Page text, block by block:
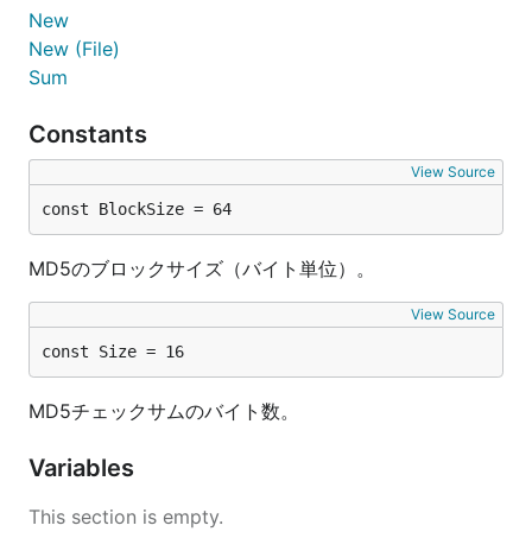
New
New (File)
Sum
Constants
View Source
const BlockSize = 64
MD5のブロックサイズ（バイト単位）。
View Source
const Size = 16
MD5チェックサムのバイト数。
Variables
This section is empty.